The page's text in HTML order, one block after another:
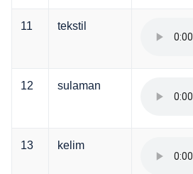
11 tekstil
12 sulaman
13 kelim